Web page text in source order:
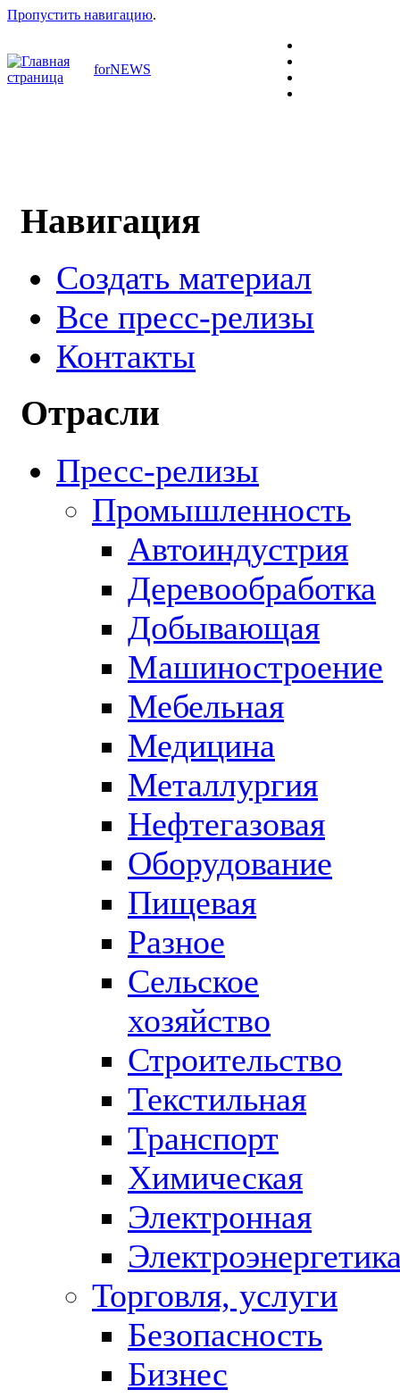
Пропустить навигацию.
forNEWS
Навигация
Создать материал
Все пресс-релизы
Контакты
Отрасли
Пресс-релизы
Промышленность
Автоиндустрия
Деревообработка
Добывающая
Машиностроение
Мебельная
Медицина
Металлургия
Нефтегазовая
Оборудование
Пищевая
Разное
Сельское
хозяйство
Строительство
Текстильная
Транспорт
Химическая
Электронная
Торговля, услуги
Безопасность
Бизнес